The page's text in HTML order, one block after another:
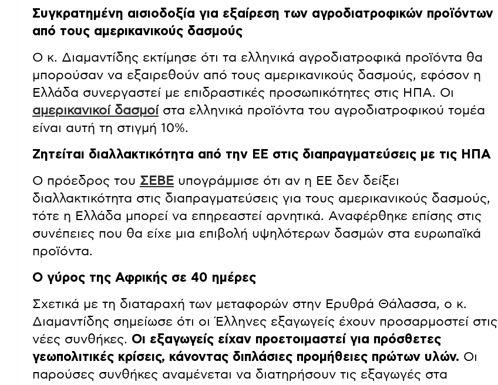
Συγκρατημένη αισιοδοξία για εξαίρεση των αγροδιατροφικών προϊόντων
από τους αμερικανικούς δασμούς
Ο κ. Διαμαντίδης εκτίμησε ότι τα ελληνικά αγροδιατροφικά προϊόντα θα
μπορούσαν να εξαιρεθούν από τους αμερικανικούς δασμούς, εφόσον η
Ελλάδα συνεργαστεί με επιδραστικές προσωπικότητες στις ΗΠΑ. Οι
αμερικανικοί δασμοίστα ελληνικά προϊόντα του αγροδιατροφικού τομέα
είναι αυτή τη στιγμή 10%.
Ζητείται διαλλακτικότητα από την ΕΕ στις διαπραγματεύσεις με τις ΗΠΑ
Ο πρόεδρος του ΣΕΒΕ υπογράμμισε ότι αν η ΕΕ δεν δείξει
διαλλακτικότητα στις διαπραγματεύσεις για τους αμερικανικούς δασμούς,
τότε η Ελλάδα μπορεί να επηρεαστεί αρνητικά. Αναφέρθηκε επίσης στις
συνέπειες που θα είχε μια επιβολή υψηλότερων δασμών στα ευρωπαϊκά
προϊόντα.
Ο γύρος της Αφρικής σε 40 ημέρες
Σχετικά με τη διαταραχή των μεταφορών στην Ερυθρά Θάλασσα, ο κ.
Διαμαντίδης σημείωσε ότι οι Έλληνες εξαγωγείς έχουν προσαρμοστεί στις
νέες συνθήκες. Οι εξαγωγείς είχαν προετοιμαστεί για πρόσθετες
γεωπολιτικές κρίσεις, κάνοντας διπλάσιες προμήθειες πρώτων υλών. Οι
παρούσες συνθήκες αναμένεται να διατηρήσουν τις εξαγωγές στα